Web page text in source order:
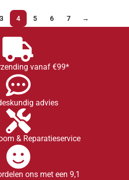
3 4 5 6 7 →
vanaf €99*
advies
& Reparatieservice
ons met een 9,1